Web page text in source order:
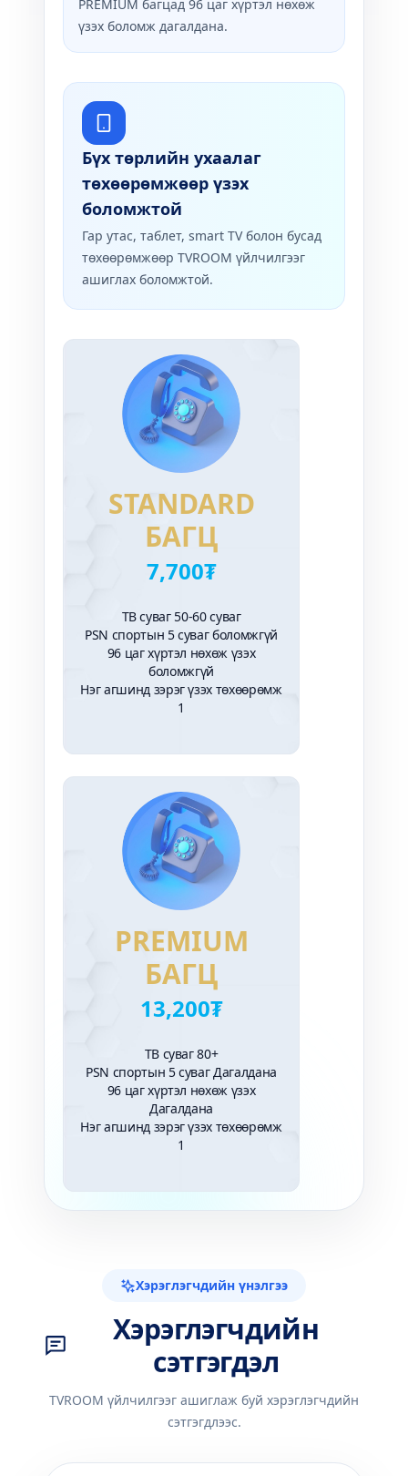
PREMIUM багцад 96 цаг хүртэл нөхөж
үзэх боломж дагалдана.
Бүх төрлийн ухаалаг
төхөөрөмжөөр үзэх
боломжтой
Гар утас, таблет, smart TV болон бусад
төхөөрөмжөөр TVROOM үйлчилгээг
ашиглах боломжтой.
STANDARD
БАГЦ
7,700₮
ТВ суваг 50-60 суваг
PSN спортын 5 суваг боломжгүй
96 цаг хүртэл нөхөж үзэх
боломжгүй
Нэг агшинд зэрэг үзэх төхөөрөмж
1
PREMIUM
БАГЦ
13,200₮
ТВ суваг 80+
PSN спортын 5 суваг Дагалдана
96 цаг хүртэл нөхөж үзэх
Дагалдана
Нэг агшинд зэрэг үзэх төхөөрөмж
1
Хэрэглэгчдийн үнэлгээ
Хэрэглэгчдийн
сэтгэгдэл
TVROOM үйлчилгээг ашиглаж буй хэрэглэгчдийн
сэтгэгдлээс.